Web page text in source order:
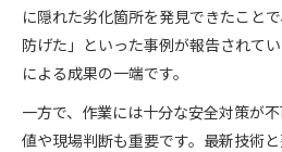
に隠れた劣化箇所を発見できたこと
防げた」といった事例が報告されて
による成果の一端です。
一方で、作業には十分な安全対策が
値や現場判断も重要です。最新技術